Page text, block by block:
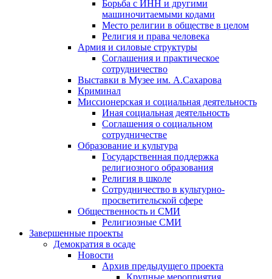
Борьба с ИНН и другими
машиночитаемыми кодами
Место религии в обществе в целом
Религия и права человека
Армия и силовые структуры
Соглашения и практическое
сотрудничество
Выставки в Музее им. А.Сахарова
Криминал
Миссионерская и социальная деятельность
Иная социальная деятельность
Соглашения о социальном
сотрудничестве
Образование и культура
Государственная поддержка
религиозного образования
Религия в школе
Сотрудничество в культурно-
просветительской сфере
Общественность и СМИ
Религиозные СМИ
Завершенные проекты
Демократия в осаде
Новости
Архив предыдущего проекта
Крупные мероприятия